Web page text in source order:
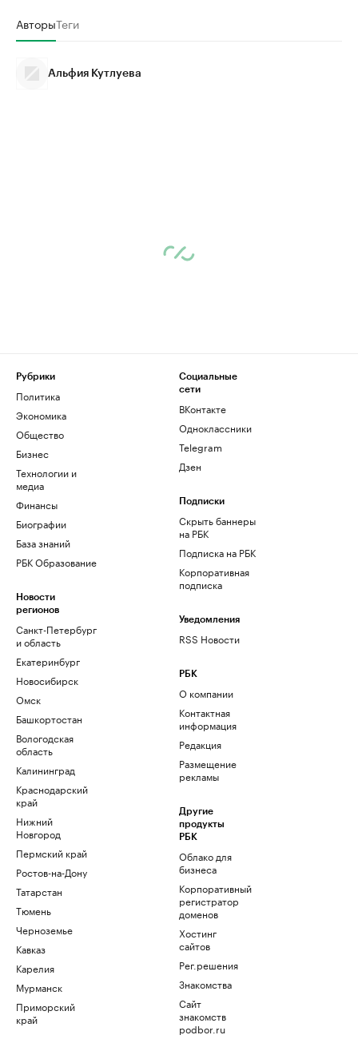
АвторыТеги
Альфия Кутлуева
Рубрики
Политика
Экономика
Общество
Бизнес
Технологии и
медиа
Финансы
Биографии
База знаний
РБК Образование
Новости
регионов
Санкт-Петербург
и область
Екатеринбург
Новосибирск
Омск
Башкортостан
Вологодская
область
Калининград
Краснодарский
край
Нижний
Новгород
Пермский край
Ростов-на-Дону
Татарстан
Тюмень
Черноземье
Кавказ
Карелия
Мурманск
Приморский
край
Социальные
сети
ВКонтакте
Одноклассники
Telegram
Дзен
Подписки
Скрыть баннеры
на РБК
Подписка на РБК
Корпоративная
подписка
Уведомления
RSS Новости
РБК
О компании
Контактная
информация
Редакция
Размещение
рекламы
Другие
продукты
РБК
Облако для
бизнеса
Корпоративный
регистратор
доменов
Хостинг
сайтов
Рег.решения
Знакомства
Сайт
знакомств
podbor.ru